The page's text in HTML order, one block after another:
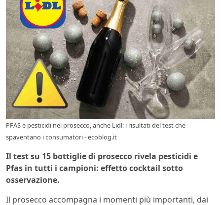
PFAS e pesticidi nel prosecco, anche Lidl: i risultati del test che
spaventano i consumatori - ecoblog.it
Il test su 15 bottiglie di prosecco rivela pesticidi e
Pfas in tutti i campioni: effetto cocktail sotto
osservazione.
Il prosecco accompagna i momenti più importanti, dai